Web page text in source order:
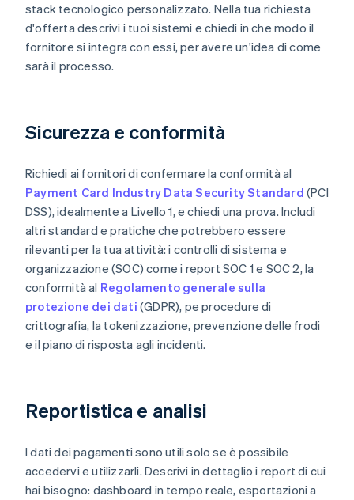
stack tecnologico personalizzato. Nella tua richiesta
d'offerta descrivi i tuoi sistemi e chiedi in che modo il
fornitore si integra con essi, per avere un'idea di come
sarà il processo.
Sicurezza e conformità
Richiedi ai fornitori di confermare la conformità al
Payment Card Industry Data Security Standard (PCI
DSS), idealmente a Livello 1, e chiedi una prova. Includi
altri standard e pratiche che potrebbero essere
rilevanti per la tua attività: i controlli di sistema e
organizzazione (SOC) come i report SOC 1 e SOC 2, la
conformità al Regolamento generale sulla
protezione dei dati (GDPR), pe procedure di
crittografia, la tokenizzazione, prevenzione delle frodi
e il piano di risposta agli incidenti.
Reportistica e analisi
I dati dei pagamenti sono utili solo se è possibile
accedervi e utilizzarli. Descrivi in dettaglio i report di cui
hai bisogno: dashboard in tempo reale, esportazioni a